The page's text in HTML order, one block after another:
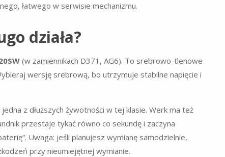
łatwego w serwisie mechanizmu.
działa?
(w zamiennikach D371, AG6). To srebrowo-tlenowe
wersję srebrową, bo utrzymuje stabilne napięcie i
z dłuższych żywotności w tej klasie. Werk ma też
przestaje tykać równo co sekundę i zaczyna
Uwaga: jeśli planujesz wymianę samodzielnie,
przy nieumiejętnej wymianie.